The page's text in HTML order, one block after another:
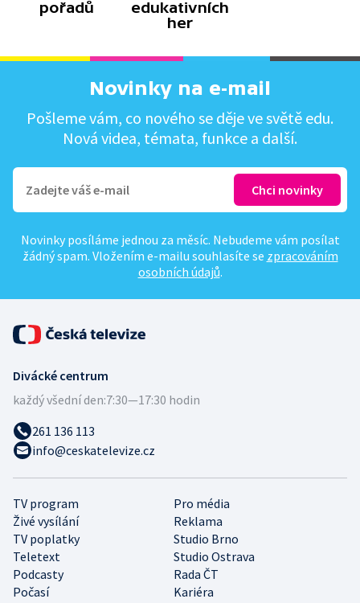
pořadů
edukativních
her
Novinky na e-mail
Pošleme vám, co nového se děje ve světě edu.
Nová videa, témata, funkce a další.
Novinky posíláme jednou za měsíc. Nebudeme vám posílat
žádný spam. Vložením e-mailu souhlasíte se zpracováním
osobních údajů.